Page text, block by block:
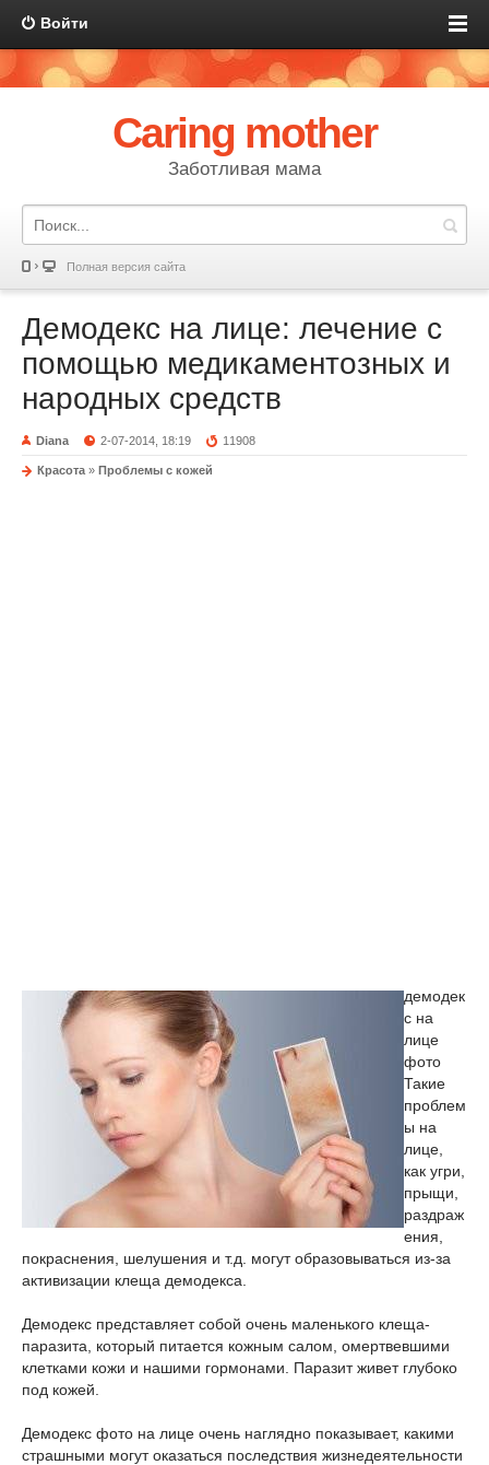
Войти
Caring mother
Заботливая мама
Полная версия сайта
Демодекс на лице: лечение с
помощью медикаментозных и
народных средств
Diana 2-07-2014, 18:19 11908
Красота » Проблемы с кожей
демодек
с на
лице
фото
Такие
проблем
ы на
лице,
как угри,
прыщи,
раздраж
ения,
покраснения, шелушения и т.д. могут образовываться из-за
активизации клеща демодекса.
Демодекс представляет собой очень маленького клеща-
паразита, который питается кожным салом, омертвевшими
клетками кожи и нашими гормонами. Паразит живет глубоко
под кожей.
Демодекс фото на лице очень наглядно показывает, какими
страшными могут оказаться последствия жизнедеятельности